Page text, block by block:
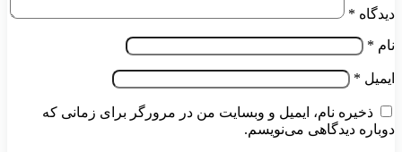
دیدگاه *
نام *
ایمیل *
ذخیره نام، ایمیل و وبسایت من در مرورگر برای زمانی که
دوباره دیدگاهی می‌نویسم.